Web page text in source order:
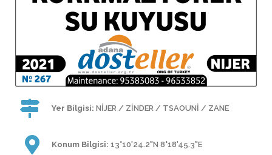
Yer Bilgisi: NİJER / ZİNDER / TSAOUNİ / ZANE
Konum Bilgisi: 13°10'24.2"N 8°18'45.3"E